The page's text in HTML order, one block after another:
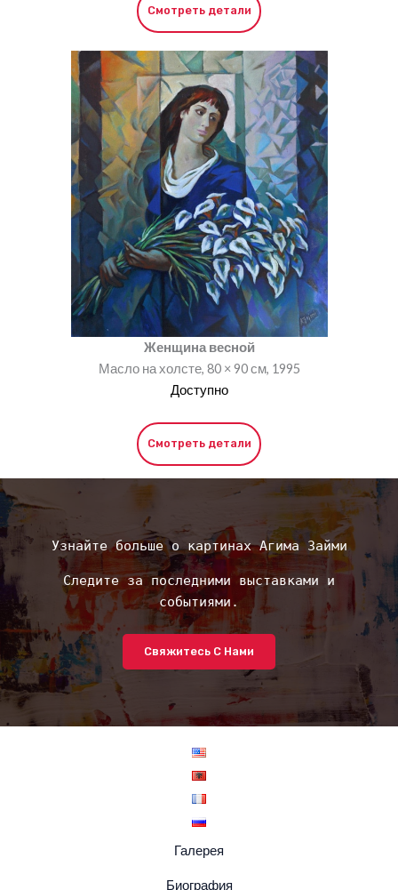
Смотреть детали
Женщина весной
Масло на холсте, 80 × 90 см, 1995
Доступно
Смотреть детали
Узнайте больше о картинах Агима Займи
Следите за последними выставками и
событиями.
Свяжитесь С Нами
Галерея
Биография